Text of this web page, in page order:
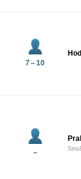
7 – 10
–